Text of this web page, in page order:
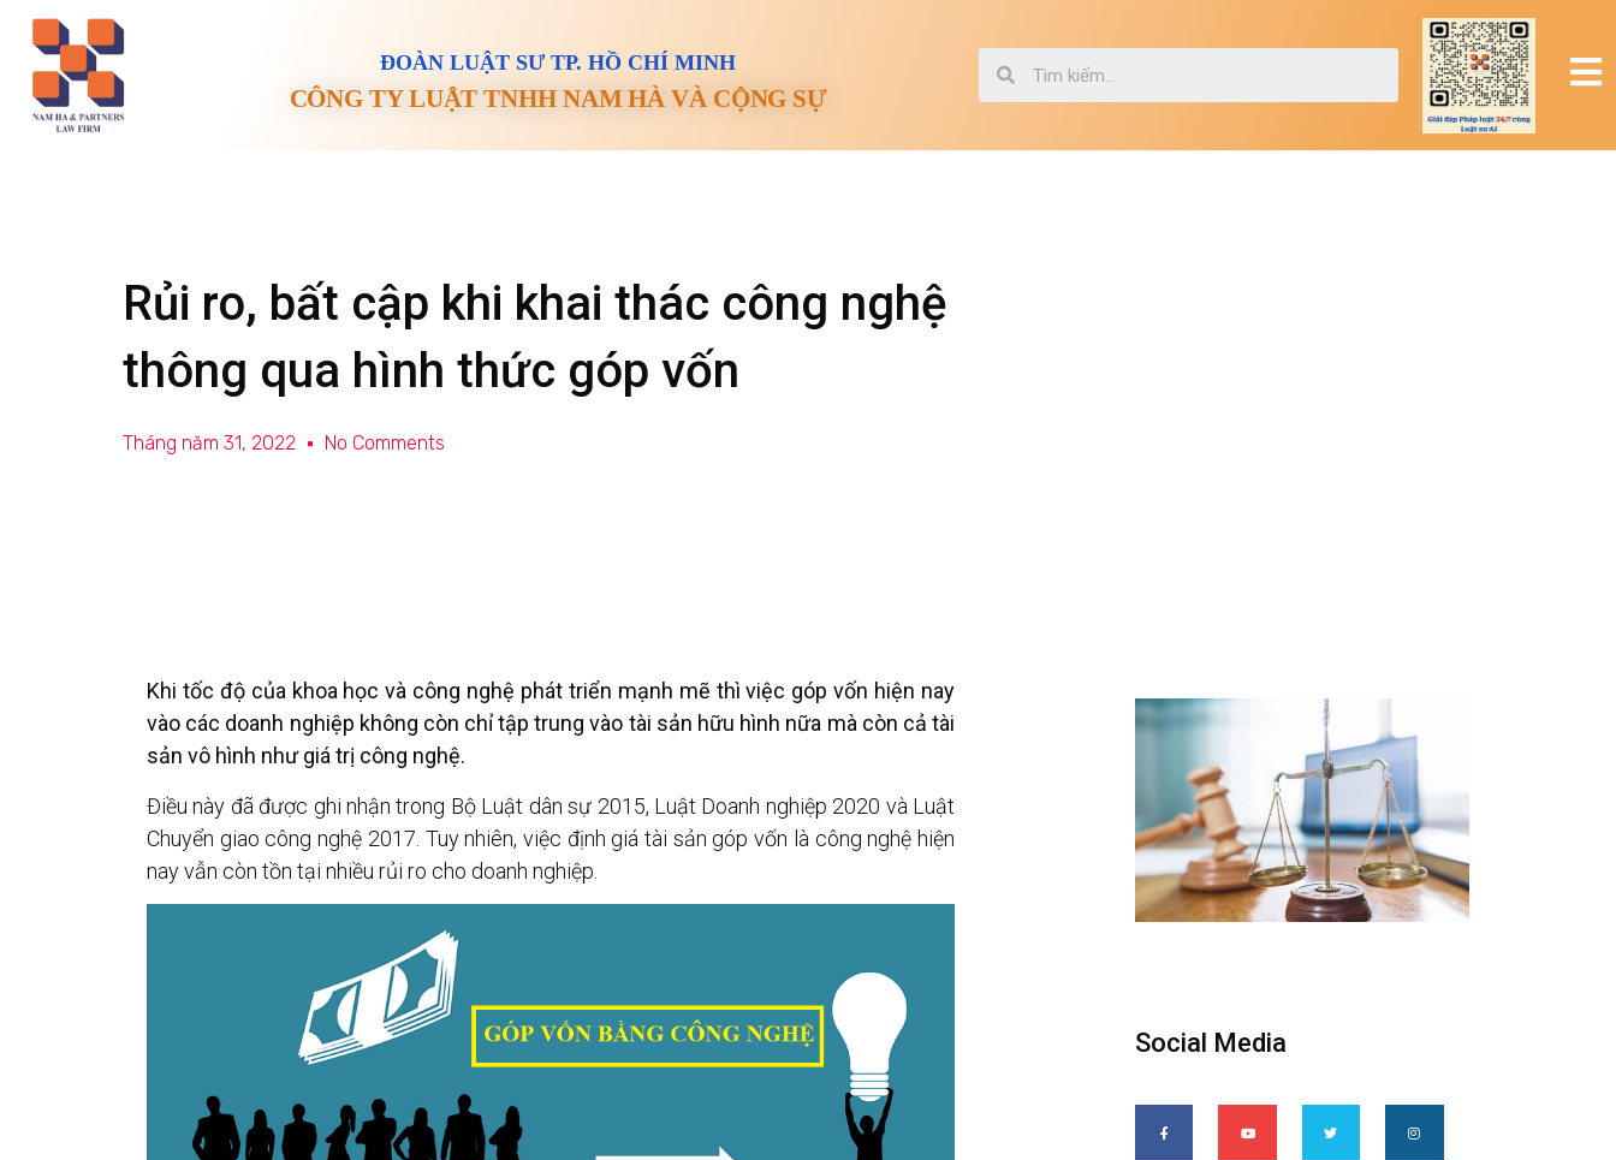
ĐOÀN LUẬT SƯ TP. HỒ CHÍ MINH
CÔNG TY LUẬT TNHH NAM HÀ VÀ CỘNG SỰ
Rủi ro, bất cập khi khai thác công nghệ
thông qua hình thức góp vốn
Tháng năm 31, 2022 No Comments
Khi tốc độ của khoa học và công nghệ phát triển mạnh mẽ thì việc góp vốn hiện nay
vào các doanh nghiệp không còn chỉ tập trung vào tài sản hữu hình nữa mà còn cả tài
sản vô hình như giá trị công nghệ.
Điều này đã được ghi nhận trong Bộ Luật dân sự 2015, Luật Doanh nghiệp 2020 và Luật
Chuyển giao công nghệ 2017. Tuy nhiên, việc định giá tài sản góp vốn là công nghệ hiện
nay vẫn còn tồn tại nhiều rủi ro cho doanh nghiệp.
Social Media